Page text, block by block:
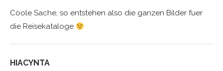
Coole Sache, so entstehen also die ganzen Bilder fuer
die Reisekataloge
HIACYNTA